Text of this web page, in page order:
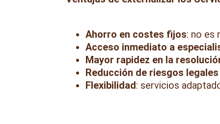
Ahorro en costes fijos: no es
Acceso inmediato a
Mayor rapidez en la
Reducción de riesgos legales
Flexibilidad: servicios